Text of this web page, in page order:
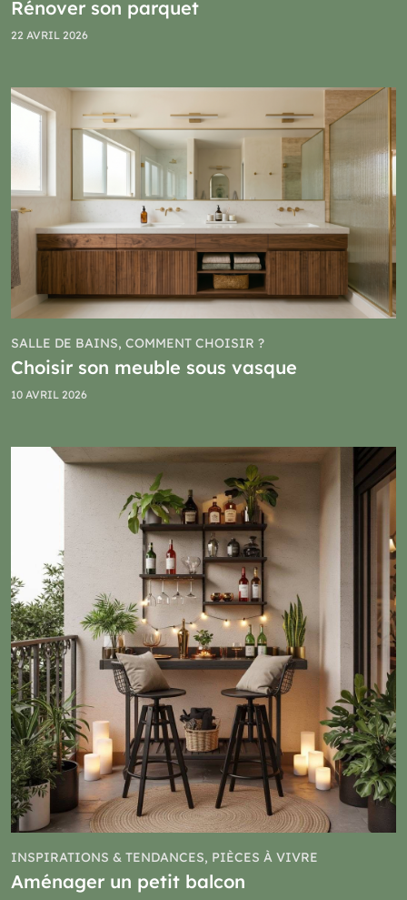
Rénover son parquet
22 AVRIL 2026
SALLE DE BAINS, COMMENT CHOISIR ?
Choisir son meuble sous vasque
10 AVRIL 2026
INSPIRATIONS & TENDANCES, PIÈCES À VIVRE
Aménager un petit balcon